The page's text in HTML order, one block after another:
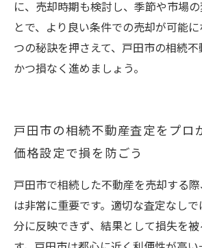
に、売却時期も検討し、季節や市場
とで、より良い条件での売却が可能
つの秘訣を押さえて、戸田市の相続
かつ損なく進めましょう。
戸田市の相続不動産査定をプロ
価格設定で損を防ごう
戸田市で相続した不動産を売却する
は非常に重要です。適切な査定なし
分に反映できず、結果として損失を